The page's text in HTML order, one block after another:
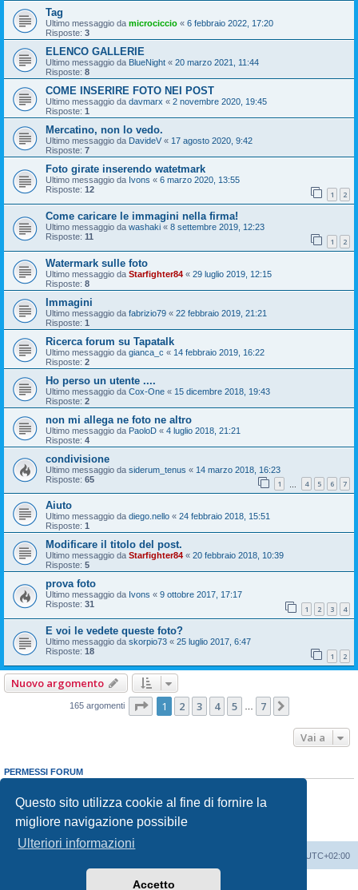
Questo sito utilizza cookie al fine di fornire la
migliore navigazione possibile
Ulteriori informazioni
Accetto
Tag
Ultimo messaggio da microciccio « 6 febbraio 2022, 17:20
Risposte: 3
ELENCO GALLERIE
Ultimo messaggio da BlueNight « 20 marzo 2021, 11:44
Risposte: 8
COME INSERIRE FOTO NEI POST
Ultimo messaggio da davmarx « 2 novembre 2020, 19:45
Risposte: 1
Mercatino, non lo vedo.
Ultimo messaggio da DavideV « 17 agosto 2020, 9:42
Risposte: 7
Foto girate inserendo watetmark
Ultimo messaggio da Ivons « 6 marzo 2020, 13:55
Risposte: 12 1 2
Come caricare le immagini nella firma!
Ultimo messaggio da washaki « 8 settembre 2019, 12:23
Risposte: 11 1 2
Watermark sulle foto
Ultimo messaggio da Starfighter84 « 29 luglio 2019, 12:15
Risposte: 8
Immagini
Ultimo messaggio da fabrizio79 « 22 febbraio 2019, 21:21
Risposte: 1
Ricerca forum su Tapatalk
Ultimo messaggio da gianca_c « 14 febbraio 2019, 16:22
Risposte: 2
Ho perso un utente ....
Ultimo messaggio da Cox-One « 15 dicembre 2018, 19:43
Risposte: 2
non mi allega ne foto ne altro
Ultimo messaggio da PaoloD « 4 luglio 2018, 21:21
Risposte: 4
condivisione
Ultimo messaggio da siderum_tenus « 14 marzo 2018, 16:23
Risposte: 65 1 4 5 6 7
Aiuto
Ultimo messaggio da diego.nello « 24 febbraio 2018, 15:51
Risposte: 1
Modificare il titolo del post.
Ultimo messaggio da Starfighter84 « 20 febbraio 2018, 10:39
Risposte: 5
prova foto
Ultimo messaggio da Ivons « 9 ottobre 2017, 17:17
Risposte: 31 1 2 3 4
E voi le vedete queste foto?
Ultimo messaggio da skorpio73 « 25 luglio 2017, 6:47
Risposte: 18 1 2
Nuovo argomento
165 argomenti Pagina di
1 2 3 4 5 7
Vai a
PERMESSI FORUM
Non puoirispondere negli argomenti
Non puoimodificare i tuoi messaggi
Non puoicancellare i tuoi messaggi
Non puoi
inviare allegati
UTC+02:00
phpBB® Forum Software © phpBB Limited